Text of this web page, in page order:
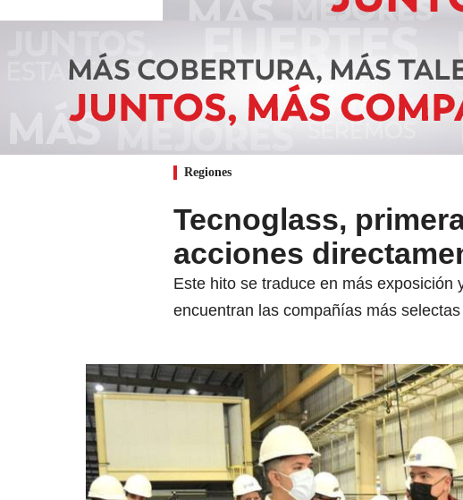
Regiones
Tecnoglass,
acciones
Este hito se traduce en más
encuentran las compañías más